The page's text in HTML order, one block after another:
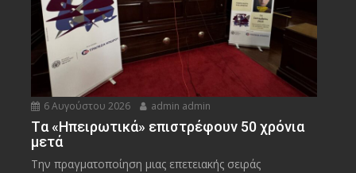
6 Αυγούστου 2026 admin admin
Tα «Ηπειρωτικά» επιστρέφουν 50 χρόνια
μετά
Την πραγματοποίηση μιας επετειακής σειράς